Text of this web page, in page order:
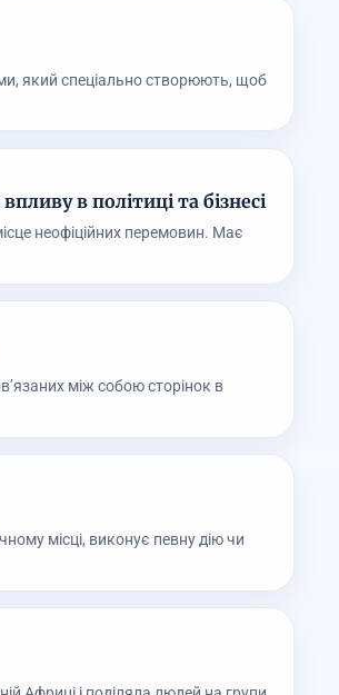
який спеціально створюють, щоб
в політиці та бізнесі
неофіційних перемовин. Має
між собою сторінок в
місці, виконує певну дію чи